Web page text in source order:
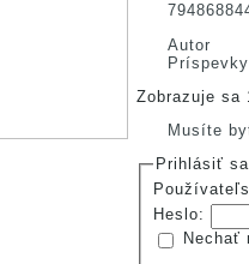
794868844
Autor
Príspevky
Zobrazuje sa
Musíte
Prihlásiť sa
Heslo:
Nechať